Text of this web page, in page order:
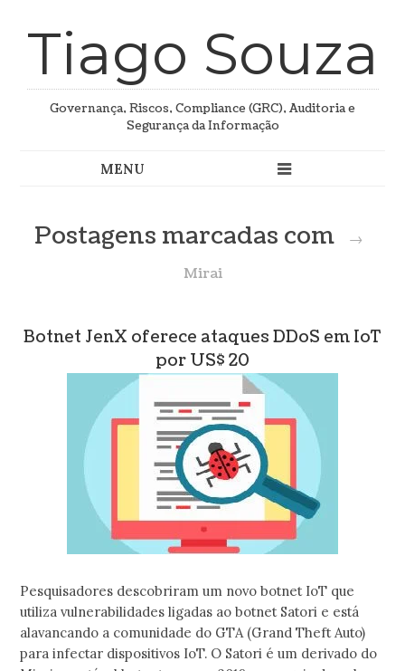
Tiago Souza
Governança, Riscos, Compliance (GRC), Auditoria e
Segurança da Informação
Postagens marcadas com
→
Mirai
Botnet JenX oferece ataques DDoS em IoT
por US$ 20
Pesquisadores descobriram um novo botnet IoT que
utiliza vulnerabilidades ligadas ao botnet Satori e está
alavancando a comunidade do GTA (Grand Theft Auto)
para infectar dispositivos IoT. O Satori é um derivado do